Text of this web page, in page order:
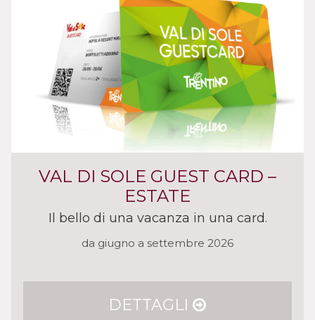
VAL DI SOLE GUEST CARD –
ESTATE
Il bello di una vacanza in una card.
da giugno a settembre 2026
DETTAGLI